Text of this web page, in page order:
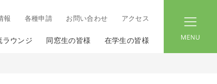
報 各種申請 お問い合わせ アクセス
ラウンジ 同窓生の皆様 在学生の皆様
menu